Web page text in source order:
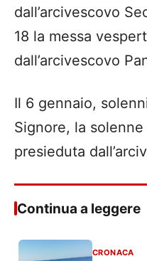
dall’arcivescovo
18 la messa
dall’arcivescovo
Il 6 gennaio,
Signore, la
presieduta
Continua a leggere
CRONACA